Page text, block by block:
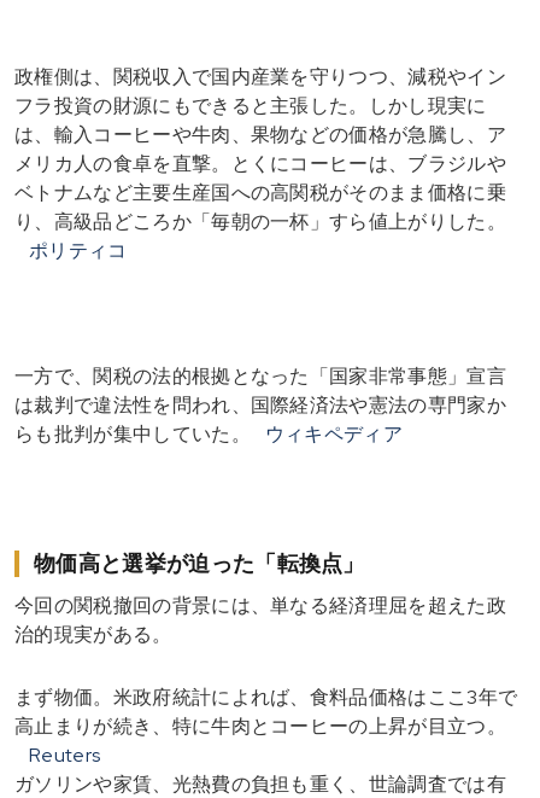
政権側は、関税収入で国内産業を守りつつ、減税やイン
フラ投資の財源にもできると主張した。しかし現実に
は、輸入コーヒーや牛肉、果物などの価格が急騰し、ア
メリカ人の食卓を直撃。とくにコーヒーは、ブラジルや
ベトナムなど主要生産国への高関税がそのまま価格に乗
り、高級品どころか「毎朝の一杯」すら値上がりした。
ポリティコ
一方で、関税の法的根拠となった「国家非常事態」宣言
は裁判で違法性を問われ、国際経済法や憲法の専門家か
らも批判が集中していた。
ウィキペディア
物価高と選挙が迫った「転換点」
今回の関税撤回の背景には、単なる経済理屈を超えた政
治的現実がある。
まず物価。米政府統計によれば、食料品価格はここ3年で
高止まりが続き、特に牛肉とコーヒーの上昇が目立つ。
Reuters
ガソリンや家賃、光熱費の負担も重く、世論調査では有